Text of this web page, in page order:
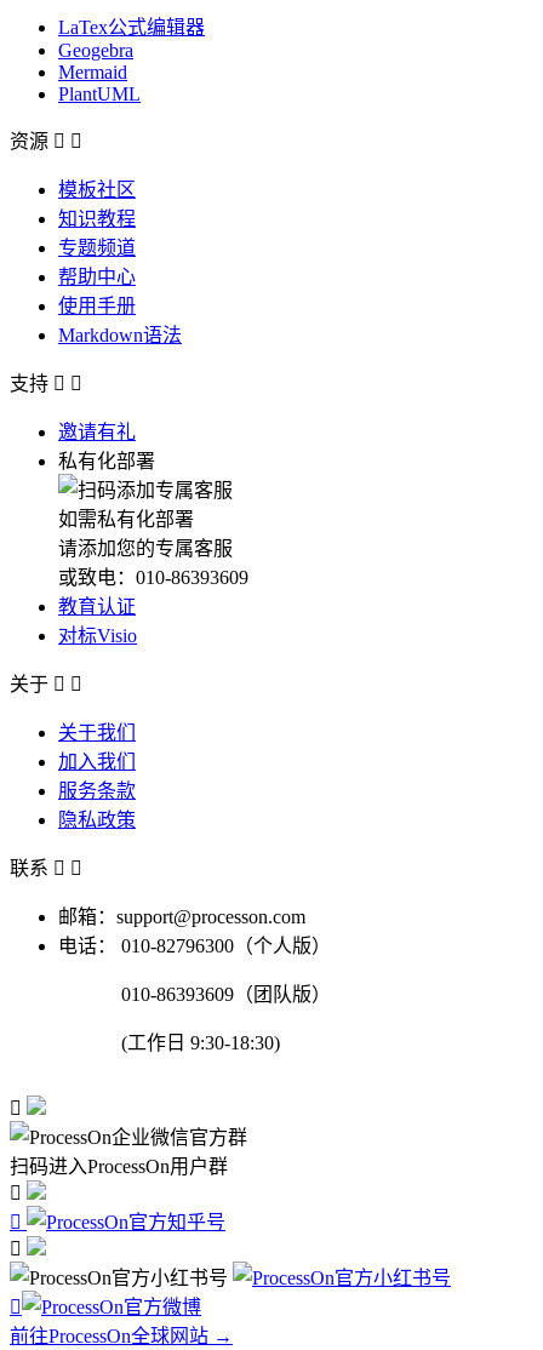
LaTex公式编辑器
Geogebra
Mermaid
PlantUML
资源  
模板社区
知识教程
专题频道
帮助中心
使用手册
Markdown语法
支持  
邀请有礼
私有化部署
如需私有化部署
请添加您的专属客服
或致电：010-86393609
教育认证
对标Visio
关于  
关于我们
加入我们
服务条款
隐私政策
联系  
邮箱：support@processon.com
电话：
010-82796300（个人版）
010-86393609（团队版）
(工作日 9:30-18:30)

扫码进入ProcessOn用户群




前往ProcessOn全球网站 →